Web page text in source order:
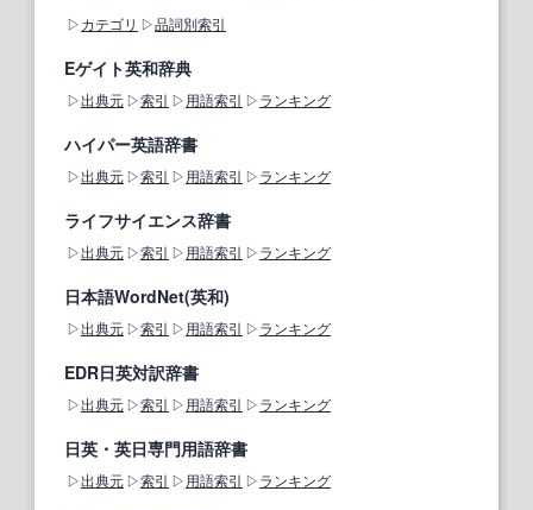
カテゴリ
品詞別索引
Eゲイト英和辞典
出典元 索引 用語索引 ランキング
ハイパー英語辞書
出典元 索引 用語索引 ランキング
ライフサイエンス辞書
出典元 索引 用語索引 ランキング
日本語WordNet(英和)
出典元 索引 用語索引 ランキング
EDR日英対訳辞書
出典元 索引 用語索引 ランキング
日英・英日専門用語辞書
出典元 索引 用語索引 ランキング